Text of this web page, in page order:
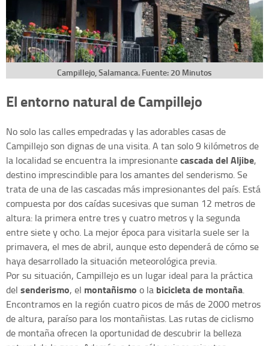
Campillejo, Salamanca. Fuente: 20 Minutos
El entorno natural de Campillejo
No solo las calles empedradas y las adorables casas de
Campillejo son dignas de una visita. A tan solo 9 kilómetros de
la localidad se encuentra la impresionantecascada del Aljibe,
destino imprescindible para los amantes del senderismo. Se
trata de una de las cascadas más impresionantes del país. Está
compuesta por dos caídas sucesivas que suman 12 metros de
altura: la primera entre tres y cuatro metros y la segunda
entre siete y ocho. La mejor época para visitarla suele ser la
primavera, el mes de abril, aunque esto dependerá de cómo se
haya desarrollado la situación meteorológica previa.
Por su situación, Campillejo es un lugar ideal para la práctica
del senderismo, el montañismo o la bicicleta de montaña.
Encontramos en la región cuatro picos de más de 2000 metros
de altura, paraíso para los montañistas. Las rutas de ciclismo
de montaña ofrecen la oportunidad de descubrir la belleza